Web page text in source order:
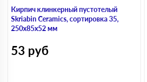
Кирпич клинкерный пустотелый
Skriabin Ceramics, сортировка 35,
250х85х52 мм
53 руб